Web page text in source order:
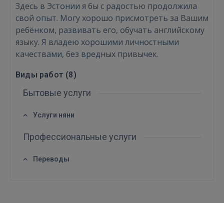
Войти
ВОЙТИ
Забыли пароль?
Здесь в Эстонии я бы с радостью продолжила
свой опыт. Могу хорошо присмотреть за Вашим
ребёнком, развивать его, обучать английскому
языку. Я владею хорошими личностными
качествами, без вредных привычек.
Виды работ (8)
Бытовые услуги
Услуги няни
Профессиональные услуги
Переводы